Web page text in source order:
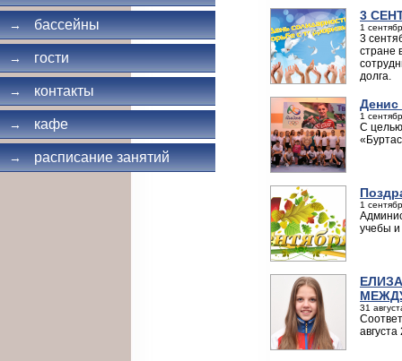
→ бассейны
→ гости
→ контакты
→ кафе
→ расписание занятий
3
1
3
стране
долга.
Денис
1
С
1
учебы и
31
августа